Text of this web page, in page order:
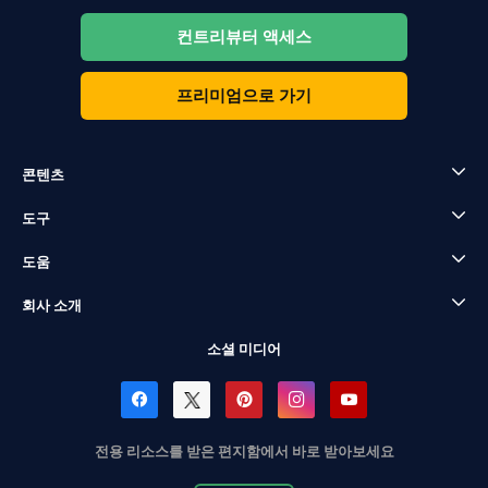
컨트리뷰터 액세스
프리미엄으로 가기
콘텐츠
도구
도움
회사 소개
소셜 미디어
전용 리소스를 받은 편지함에서 바로 받아보세요